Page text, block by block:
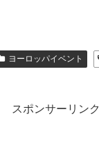
ヨーロッパイベント
スポンサーリンク